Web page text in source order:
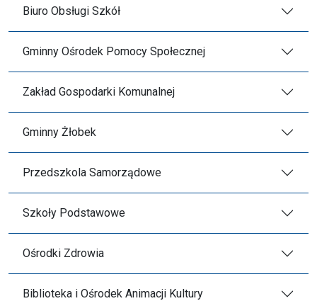
Biuro Obsługi Szkół
Gminny Ośrodek Pomocy Społecznej
Zakład Gospodarki Komunalnej
Gminny Żłobek
Przedszkola Samorządowe
Szkoły Podstawowe
Ośrodki Zdrowia
Biblioteka i Ośrodek Animacji Kultury